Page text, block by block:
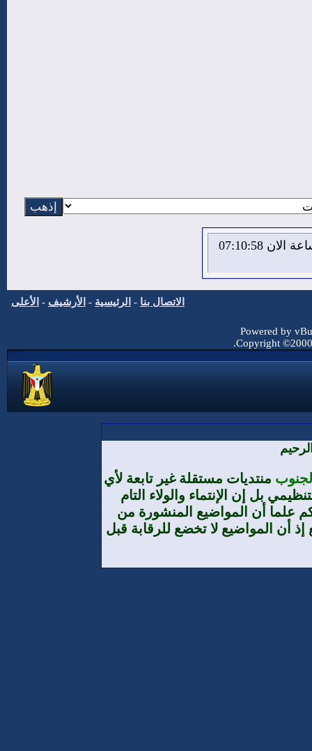
الاحد 9 من اغسطس 2026 , الساعة الان 07:10:59
الاتصال بنا - الرئيسية - الأرشيف - الأعلى
Powered by
Copyright
منتديات مستقلة غير تابعة لأي
بل إن الإنتماء والولاء التام
علما أن المواضيع المنشورة من
أن المواضيع لا تخضع للرقابة قبل